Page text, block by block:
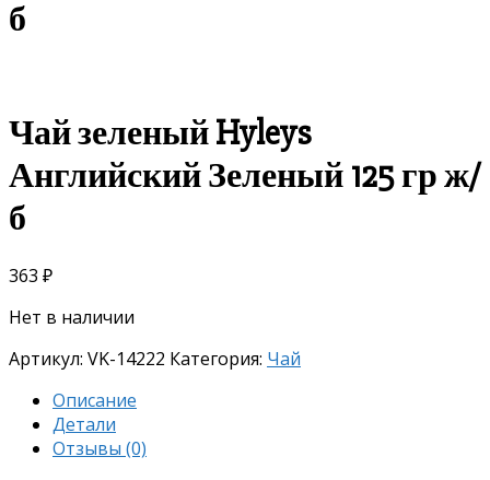
б
Чай зеленый Hyleys
Английский Зеленый 125 гр ж/
б
363 ₽
Нет в наличии
Артикул: VK-14222 Категория: Чай
Описание
Детали
Отзывы (0)